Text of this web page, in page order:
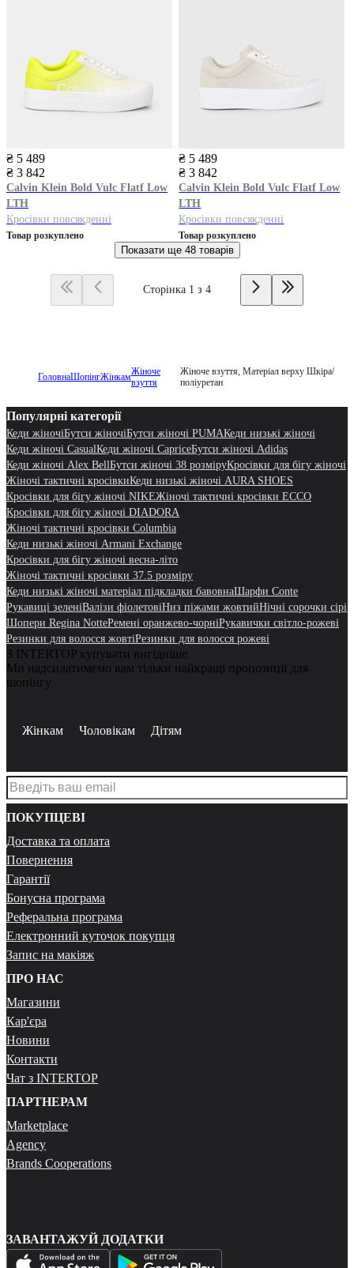
₴ 5 489
₴ 3 842
Calvin Klein Bold Vulc Flatf Low
LTH
Кросівки повсякденні
Товар розкуплено
₴ 5 489
₴ 3 842
Calvin Klein Bold Vulc Flatf Low
LTH
Кросівки повсякденні
Товар розкуплено
Показати ще 48 товарів
Сторінка 1 з 4
ГоловнаШопінгЖінкамЖіноче
взуття
Жіноче взуття, Матеріал верху Шкіра/
поліуретан
Популярні категорії
Кеди жіночіБутси жіночіБутси жіночі PUMAКеди низькі жіночі
Кеди жіночі CasualКеди жіночі CapriceБутси жіночі Adidas
Кеди жіночі Alex BellБутси жіночі 38 розміруКросівки для бігу жіночі
Жіночі тактичні кросівкиКеди низькі жіночі AURA SHOES
Кросівки для бігу жіночі NIKEЖіночі тактичні кросівки ECCO
Кросівки для бігу жіночі DIADORA
Жіночі тактичні кросівки Columbia
Кеди низькі жіночі Armani Exchange
Кросівки для бігу жіночі весна-літо
Жіночі тактичні кросівки 37.5 розміру
Кеди низькі жіночі матеріал підкладки бавовнаШарфи Conte
Рукавиці зеленіВалізи фіолетовіНиз піжами жовтийНічні сорочки сірі
Шопери Regina NotteРемені оранжево-чорніРукавички світло-рожеві
Резинки для волосся жовтіРезинки для волосся рожеві
З INTERTOP купувати вигідніше
Ми надсилатимемо вам тільки найкращі пропозиції для
шопінгу
Жінкам Чоловікам Дітям
ПОКУПЦЕВІ
Доставка та оплата
Повернення
Гарантії
Бонусна програма
Реферальна програма
Електронний куточок покупця
Запис на макіяж
ПРО НАС
Магазини
Кар'єра
Новини
Контакти
Чат з INTERTOP
ПАРТНЕРАМ
Marketplace
Agency
Brands Cooperations
ЗАВАНТАЖУЙ ДОДАТКИ